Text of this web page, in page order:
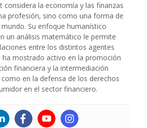
considera la economía y las finanzas
profesión, sino como una forma de
Su enfoque humanístico
un análisis matemático le permite
entre los distintos agentes
ha mostrado activo en la promoción
financiera y la intermediación
en la defensa de los derechos
en el sector financiero.